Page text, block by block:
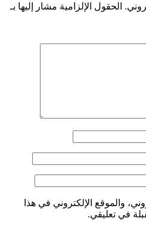
الحقول الإلزامية مشار إليها بـ
والموقع الإلكتروني في هذا
في تعليقي.